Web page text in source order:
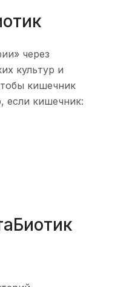
через
культур и
кишечник
если кишечник: